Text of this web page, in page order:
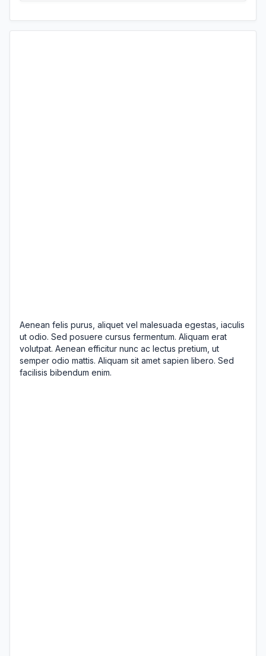
Aenean felis purus, aliquet vel malesuada egestas, iaculis
ut odio. Sed posuere cursus fermentum. Aliquam erat
volutpat. Aenean efficitur nunc ac lectus pretium, ut
semper odio mattis. Aliquam sit amet sapien libero. Sed
facilisis bibendum enim.